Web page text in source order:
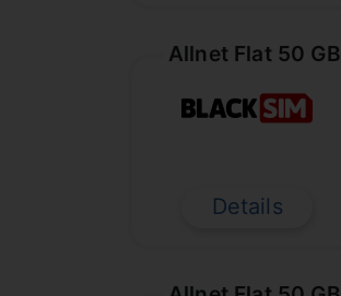
Allnet Flat 50 GB
Details